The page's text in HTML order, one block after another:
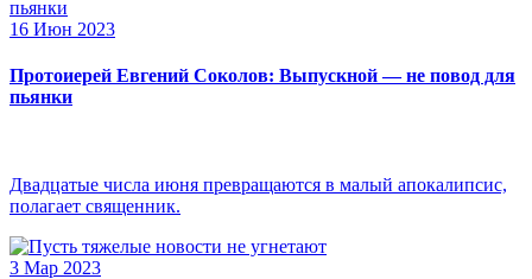
16 Июн 2023
Протоиерей Евгений Соколов: Выпускной — не повод для
пьянки
Двадцатые числа июня превращаются в малый апокалипсис,
полагает священник.
3 Мар 2023